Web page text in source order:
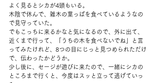
よく見るとシカが4頭もいる。
木陰で休んで、雑木の葉っぱを食べているようなの
で見守っていた。
でもこっちに来るかなと気になるので、外に出て、
近くまで行って、「うちの木を食べないでね」と言
ってみたけれど、8つの目にじっと見つめられただけ
で、伝わったかどうか。
少し後に、セージが遊びに来たので、一緒にシカの
ところまで行くと、今度はスッと立って逃げていっ